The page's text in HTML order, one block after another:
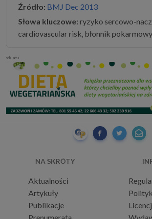
Źródło: BMJ Dec 2013
Słowa kluczowe: ryzyko sercowo-
cardiovascular risk, błonnik
reklama
NA SKRÓTY
Aktualności
Artykuły
Publikacje